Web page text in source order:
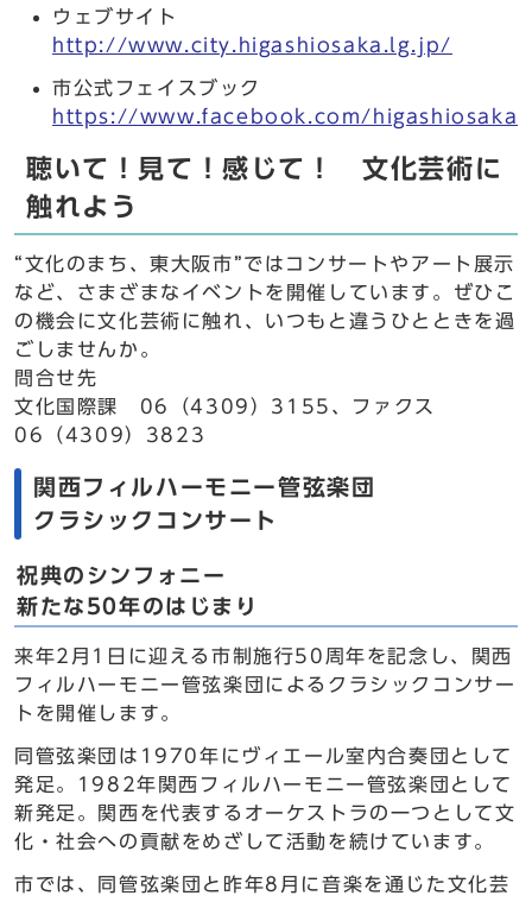
ウェブサイト
http://www.city.higashiosaka.lg.jp/
市公式フェイスブック
https://www.facebook.com/
聴いて！見て！感じて！ 文化芸術に
触れよう
“文化のまち、東大阪市”ではコンサートやアート展示
など、さまざまなイベントを開催しています。ぜひこ
の機会に文化芸術に触れ、いつもと違うひとときを過
ごしませんか。
問合せ先
文化国際課 06（4309）3155、ファクス
06（4309）3823
関西フィルハーモニー管弦楽団
クラシックコンサート
祝典のシンフォニー
新たな50年のはじまり
来年2月1日に迎える市制施行50周年を記念し、関西
フィルハーモニー管弦楽団によるクラシックコンサー
トを開催します。
同管弦楽団は1970年にヴィエール室内合奏団として
発足。1982年関西フィルハーモニー管弦楽団として
新発足。関西を代表するオーケストラの一つとして文
化・社会への貢献をめざして活動を続けています。
市では、同管弦楽団と昨年8月に音楽を通じた文化芸